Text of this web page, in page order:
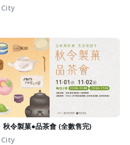
秋令製菓●品茶會 (全數售完)